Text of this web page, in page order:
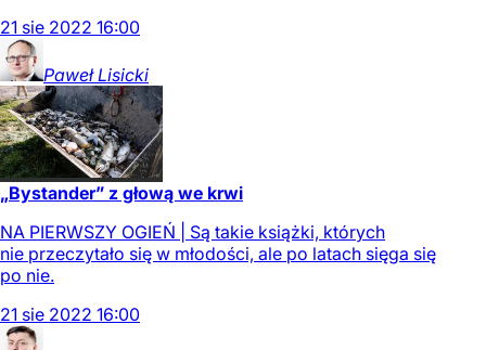
21 sie 2022 16:00
Paweł Lisicki
„Bystander” z głową we krwi
NA PIERWSZY OGIEŃ | Są takie książki, których
nie przeczytało się w młodości, ale po latach sięga się
po nie.
21 sie 2022 16:00